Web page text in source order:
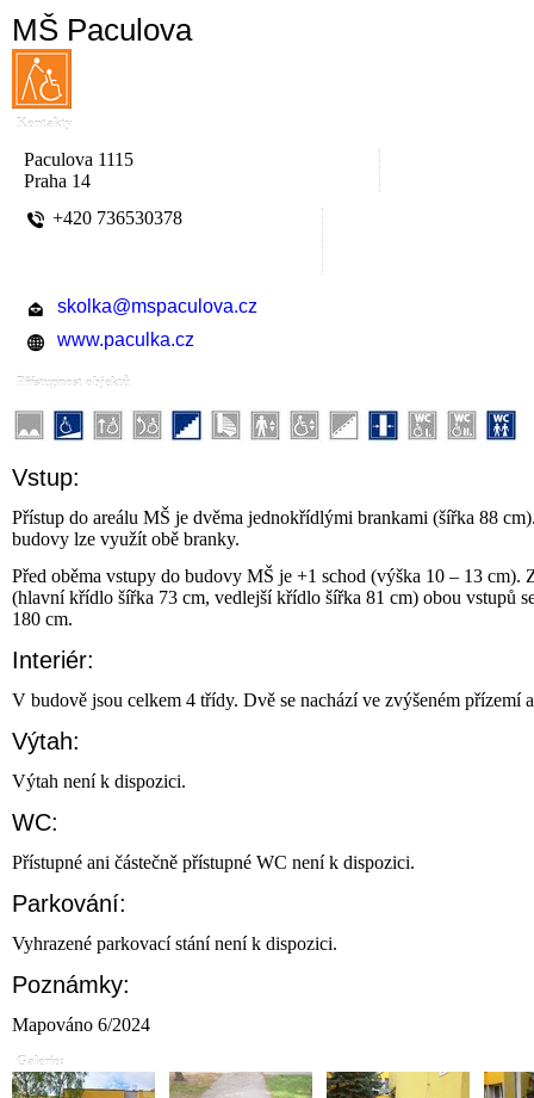
MŠ Paculova
Kontakty
Paculova 1115
Praha 14
+420 736530378
skolka@mspaculova.cz
www.paculka.cz
Přístupnost objektů
Vstup:
Přístup do areálu MŠ je dvěma jednokřídlými brankami (šířka 88
budovy lze využít obě branky.
Před oběma vstupy do budovy MŠ je +1 schod (výška 10 – 13
(hlavní křídlo šířka 73 cm, vedlejší křídlo šířka 81 cm) obou vstupů
180 cm.
Interiér:
V budově jsou celkem 4 třídy. Dvě se nachází ve zvýšeném přízemí
Výtah:
Výtah není k dispozici.
WC:
Přístupné ani částečně přístupné WC není k dispozici.
Parkování:
Vyhrazené parkovací stání není k dispozici.
Poznámky:
Mapováno 6/2024
Galerie: